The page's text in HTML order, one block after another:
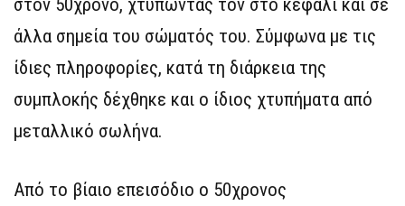
άλλα σημεία του σώματός του. Σύμφωνα με τις
ίδιες πληροφορίες, κατά τη διάρκεια της
συμπλοκής δέχθηκε και ο ίδιος χτυπήματα από
μεταλλικό σωλήνα.
Από το βίαιο επεισόδιο ο 50χρονος